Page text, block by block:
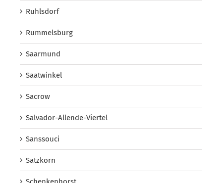
Ruhlsdorf
Rummelsburg
Saarmund
Saatwinkel
Sacrow
Salvador-Allende-Viertel
Sanssouci
Satzkorn